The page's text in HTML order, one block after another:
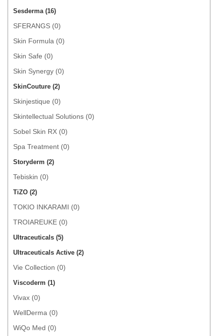
Sesderma (16)
SFERANGS (0)
Skin Formula (0)
Skin Safe (0)
Skin Synergy (0)
SkinCouture (2)
Skinjestique (0)
Skintellectual Solutions (0)
Sobel Skin RX (0)
Spa Treatment (0)
Storyderm (2)
Tebiskin (0)
TiZO (2)
TOKIO INKARAMI (0)
TROIAREUKE (0)
Ultraceuticals (5)
Ultraceuticals Active (2)
Vie Collection (0)
Viscoderm (1)
Vivax (0)
WellDerma (0)
WiQo Med (0)